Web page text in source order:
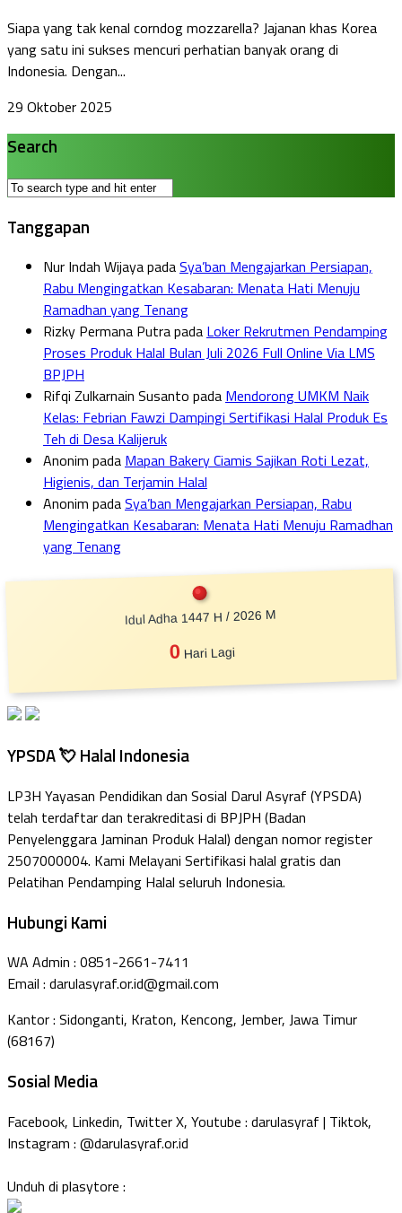
Siapa yang tak kenal corndog mozzarella? Jajanan khas Korea
yang satu ini sukses mencuri perhatian banyak orang di
Indonesia. Dengan...
29 Oktober 2025
Search
Tanggapan
Nur Indah WijayapadaSya’ban Mengajarkan Persiapan,
Rabu Mengingatkan Kesabaran: Menata Hati Menuju
Ramadhan yang Tenang
Rizky Permana Putrapada Loker Rekrutmen Pendamping
Proses Produk Halal Bulan Juli 2026 Full Online Via LMS
BPJPH
Rifqi Zulkarnain Susanto pada Mendorong UMKM Naik
Kelas: Febrian Fawzi Dampingi Sertifikasi Halal Produk Es
Teh di Desa Kalijeruk
Anonim pada Mapan Bakery Ciamis Sajikan Roti Lezat,
Higienis, dan Terjamin Halal
Anonim padaSya’ban Mengajarkan Persiapan, Rabu
Mengingatkan Kesabaran: Menata Hati Menuju Ramadhan
yang Tenang
Idul Adha 1447 H / 2026 M
0 Hari Lagi
YPSDA 💘 Halal Indonesia
LP3H Yayasan Pendidikan dan Sosial Darul Asyraf (YPSDA)
telah terdaftar dan terakreditasi di BPJPH (Badan
Penyelenggara Jaminan Produk Halal) dengan nomor register
2507000004. Kami Melayani Sertifikasi halal gratis dan
Pelatihan Pendamping Halal seluruh Indonesia.
Hubungi Kami
WA Admin : 0851-2661-7411
Email : darulasyraf.or.id@gmail.com
Kantor : Sidonganti, Kraton, Kencong, Jember, Jawa Timur
(68167)
Sosial Media
Facebook, Linkedin, Twitter X, Youtube : darulasyraf | Tiktok,
Instagram : @darulasyraf.or.id
Unduh di plasytore :